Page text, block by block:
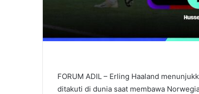
FORUM ADIL – Erling Haaland
ditakuti di dunia saat membawa